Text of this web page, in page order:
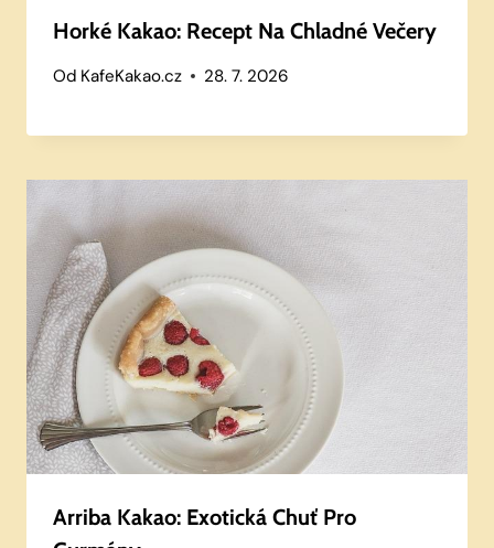
Horké Kakao: Recept Na Chladné Večery
Od KafeKakao.cz 28. 7. 2026
Arriba Kakao: Exotická Chuť Pro